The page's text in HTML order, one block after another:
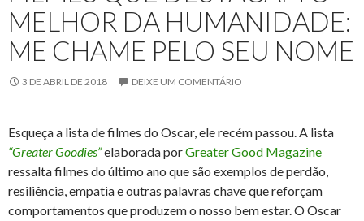
MELHOR DA HUMANIDADE:
ME CHAME PELO SEU NOME
3 DE ABRIL DE 2018 DEIXE UM COMENTÁRIO
Esqueça a lista de filmes do Oscar, ele recém passou. A lista
“Greater Goodies”elaborada porGreater Good Magazine
ressalta filmes do último ano que são exemplos de perdão,
resiliência, empatia e outras palavras chave que reforçam
comportamentos que produzem o nosso bem estar. O Oscar